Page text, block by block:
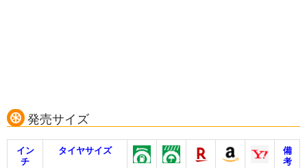
発売サイズ
イン
チ
タイヤサイズ
備
考